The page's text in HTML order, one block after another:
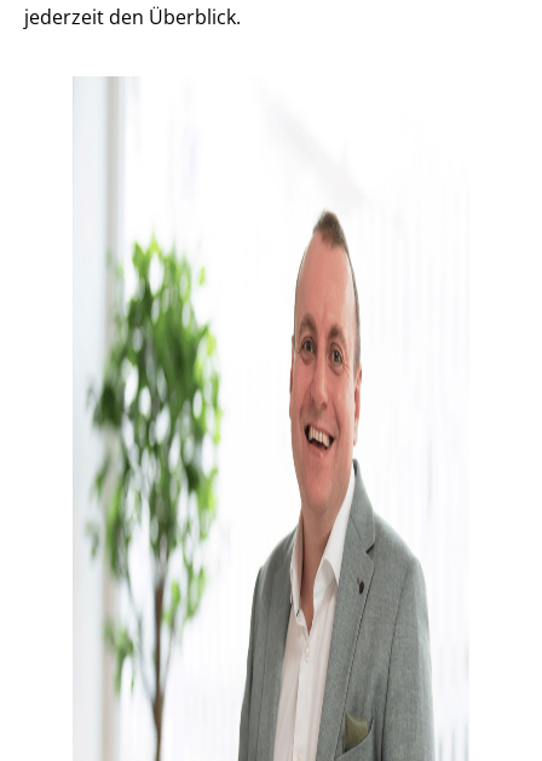
jederzeit den Überblick.